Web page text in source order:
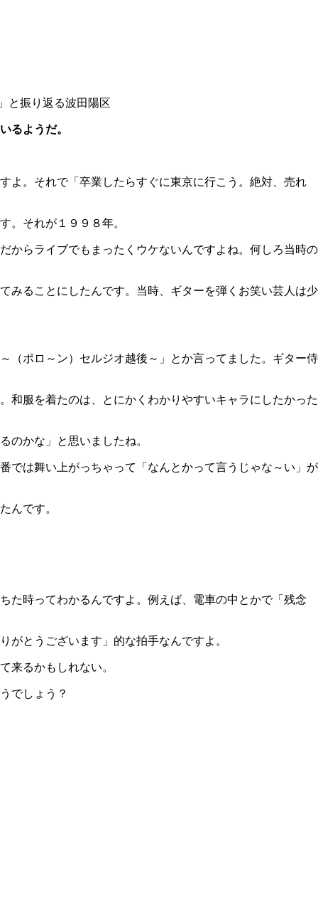
と振り返る波田陽区
るようだ。
よ。それで「卒業したらすぐに東京に行こう。絶対、売れ
。それが１９９８年。
からライブでもまったくウケないんですよね。何しろ当時の
みることにしたんです。当時、ギターを弾くお笑い芸人は少
（ポロ～ン）セルジオ越後～」とか言ってました。ギター侍
和服を着たのは、とにかくわかりやすいキャラにしたかった
のかな」と思いましたね。
では舞い上がっちゃって「なんとかって言うじゃな～い」が
んです。
た時ってわかるんですよ。例えば、電車の中とかで「残念
とうございます」的な拍手なんですよ。
来るかもしれない。
でしょう？